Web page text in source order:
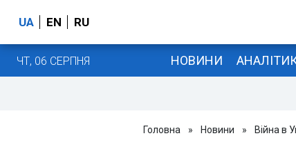
UA EN RU
ЧТ, 06 СЕРПНЯ НОВИНИ
Головна » Новини » Війна в